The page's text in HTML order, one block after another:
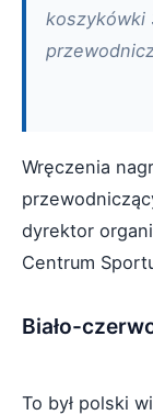
koszykówki
Wręczenia
dyrektor
Centrum
Biało-
To był polski